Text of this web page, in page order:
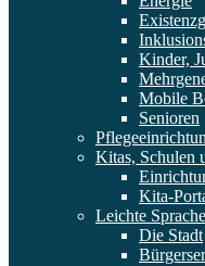
Kinder,
Mobile
Senioren
Kitas, Schulen
Kita-
Leichte Sprache
Die Stadt